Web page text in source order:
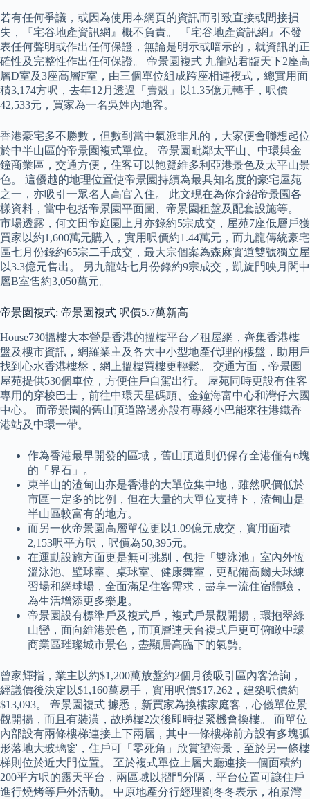
若有任何爭議，或因為使用本網頁的資訊而引致直接或間接損
失，『宅谷地產資訊網』概不負責。 『宅谷地產資訊網』不發
表任何聲明或作出任何保證，無論是明示或暗示的，就資訊的正
確性及完整性作出任何保證。 帝景園複式 九龍站君臨天下2座高
層D室及3座高層F室，由三個單位組成跨座相連複式，總實用面
積3,174方呎，去年12月透過「賣殼」以1.35億元轉手，呎價
42,533元，買家為一名吳姓內地客。
香港豪宅多不勝數，但數到當中氣派非凡的，大家便會聯想起位
於中半山區的帝景園複式單位。 帝景園毗鄰太平山、中環與金
鐘商業區，交通方便，住客可以飽覽維多利亞港景色及太平山景
色。 這優越的地理位置使帝景園持續為最具知名度的豪宅屋苑
之一，亦吸引一眾名人高官入住。 此文現在為你介紹帝景園各
樣資料，當中包括帝景園平面圖、帝景園租盤及配套設施等。
市場透露，何文田帝庭園上月亦錄約5宗成交，屋苑7座低層戶獲
買家以約1,600萬元購入，實用呎價約1.44萬元，而九龍傳統豪宅
區七月份錄約65宗二手成交，最大宗個案為森麻實道雙號獨立屋
以3.3億元售出。 另九龍站七月份錄約9宗成交，凱旋門映月閣中
層B室售約3,050萬元。
帝景園複式: 帝景園複式 呎價5.7萬新高
House730搵樓大本營是香港的搵樓平台／租屋網，齊集香港樓
盤及樓市資訊，網羅業主及各大中小型地產代理的樓盤，助用戶
找到心水香港樓盤，網上搵樓買樓更輕鬆。 交通方面，帝景園
屋苑提供530個車位，方便住戶自駕出行。 屋苑同時更設有住客
專用的穿梭巴士，前往中環天星碼頭、金鐘海富中心和灣仔六國
中心。 而帝景園的舊山頂道路邊亦設有專綫小巴能來往港鐵香
港站及中環一帶。
作為香港最早開發的區域，舊山頂道則仍保存全港僅有6塊
的「界石」。
東半山的渣甸山亦是香港的大單位集中地，雖然呎價低於
市區一定多的比例，但在大量的大單位支持下，渣甸山是
半山區較富有的地方。
而另一伙帝景園高層單位更以1.09億元成交，實用面積
2,153呎平方呎，呎價為50,395元。
在運動設施方面更是無可挑剔，包括「雙泳池」室內外恆
溫泳池、壁球室、桌球室、健康舞室，更配備高爾夫球練
習場和網球場，全面滿足住客需求，盡享一流住宿體驗，
為生活增添更多樂趣。
帝景園設有標準戶及複式戶，複式戶景觀開揚，環抱翠綠
山巒，面向維港景色，而頂層連天台複式戶更可俯瞰中環
商業區璀璨城市景色，盡顯居高臨下的氣勢。
曾家輝指，業主以約$1,200萬放盤約2個月後吸引區內客洽詢，
經議價後決定以$1,160萬易手，實用呎價$17,262，建築呎價約
$13,093。 帝景園複式 據悉，新買家為換樓家庭客，心儀單位景
觀開揚，而且有裝潢，故睇樓2次後即時捉緊機會換樓。 而單位
內部設有兩條樓梯連接上下兩層，其中一條樓梯前方設有多塊弧
形落地大玻璃窗，住戶可「零死角」欣賞望海景，至於另一條樓
梯則位於近大門位置。 至於複式單位上層大廳連接一個面積約
200平方呎的露天平台，兩區域以摺門分隔，平台位置可讓住戶
進行燒烤等戶外活動。 中原地產分行經理劉冬冬表示，柏景灣